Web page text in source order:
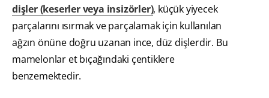
dişler (keserler veya insizörler), küçük yiyecek
parçalarını ısırmak ve parçalamak için kullanılan
ağzın önüne doğru uzanan ince, düz dişlerdir. Bu
mamelonlar et bıçağındaki çentiklere
benzemektedir.